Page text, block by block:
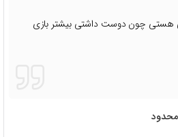
هستی چون دوست داشتی بیشتر بازی